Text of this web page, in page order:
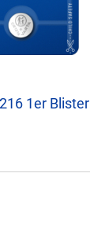
1er Blister